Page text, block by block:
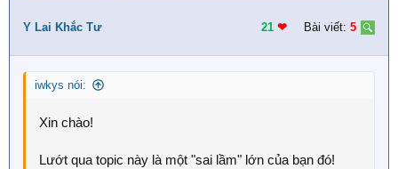
Y Lai Khắc Tư 21 ❤︎ Bài viết: 5
iwkys nói:
Xin chào!
Lướt qua topic này là một "sai lầm" lớn của bạn đó!